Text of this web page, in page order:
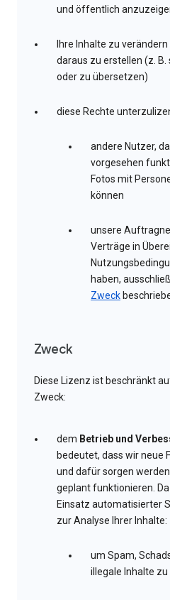
und öffentlich
Ihre Inhalte zu
daraus zu erstellen (z.
oder zu übersetzen)
diese Rechte
andere Nutzer,
vorgesehen
Fotos mit
können
unsere
Verträge in
haben,
Zweck
Zweck
Diese Lizenz ist beschränkt
Zweck:
dem Betrieb und
bedeutet, dass wir neue
und dafür sorgen
geplant funktionieren.
Einsatz automatisierter
zur Analyse Ihrer Inhalte:
um Spam,
illegale Inhalte